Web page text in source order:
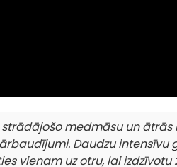
strādājošo medmāsu un
Daudzu intensīvu
vienam uz otru, lai izdzīvotu